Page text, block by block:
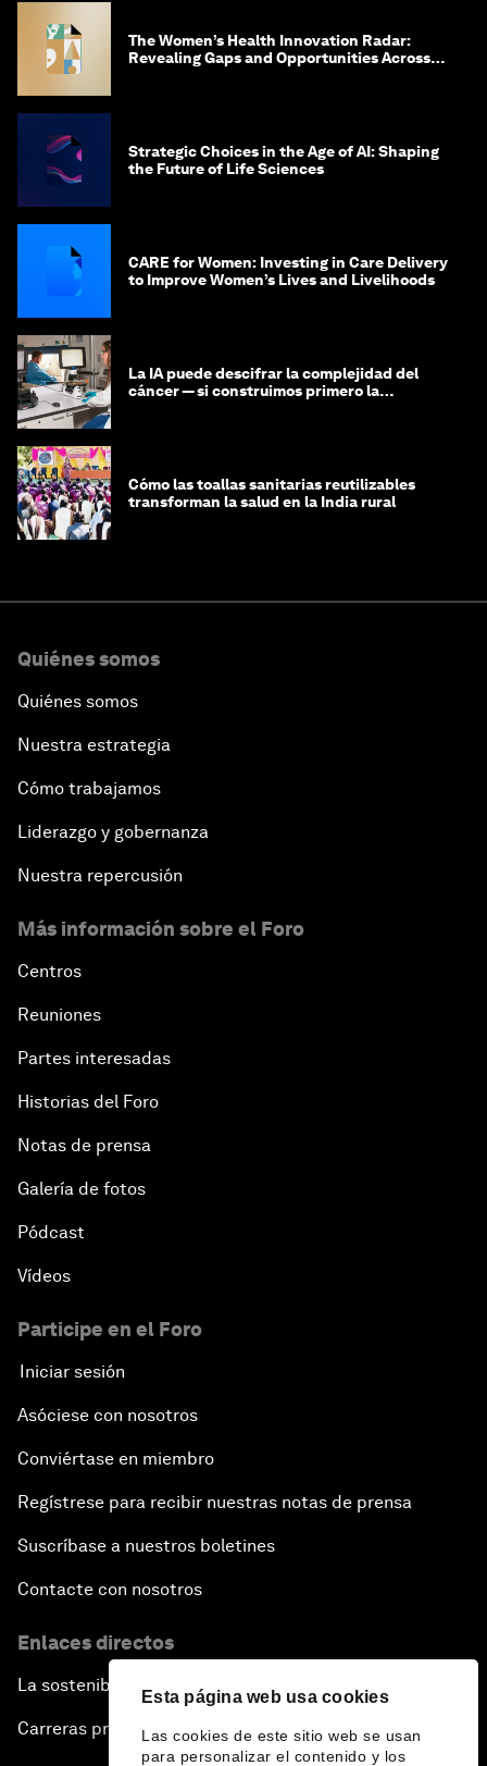
Esta página web usa cookies
Las cookies de este sitio web se usan
para personalizar el contenido y los
The Women’s Health Innovation Radar:
Revealing Gaps and Opportunities Across
Strategic Choices in the Age of AI: Shaping
the Future of Life Sciences
CARE for Women: Investing in Care Delivery
to Improve Women’s Lives and Livelihoods
La IA puede descifrar la complejidad del
cáncer — si construimos primero la
Cómo las toallas sanitarias reutilizables
transforman la salud en la India rural
Quiénes somos
Quiénes somos
Nuestra estrategia
Cómo trabajamos
Liderazgo y gobernanza
Nuestra repercusión
Más información sobre el Foro
Centros
Reuniones
Partes interesadas
Historias del Foro
Notas de prensa
Galería de fotos
Pódcast
Vídeos
Participe en el Foro
Iniciar sesión
Asóciese con nosotros
Conviértase en miembro
Regístrese para recibir nuestras notas de prensa
Suscríbase a nuestros boletines
Contacte con nosotros
Enlaces directos
La sostenibilidad en el Foro
Carreras profesionales